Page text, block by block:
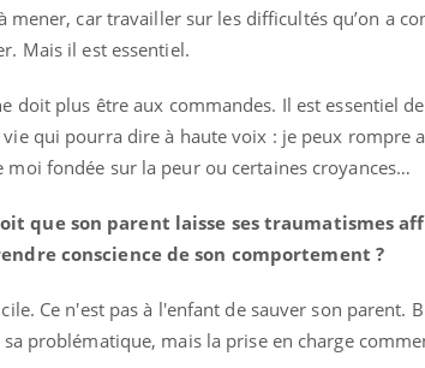
car travailler sur les difficultés qu’on a
Mais il est essentiel.
doit plus être aux commandes. Il est essentiel
vie qui pourra dire à haute voix : je peux rompre
moi fondée sur la peur ou certaines croyances…
que son parent laisse ses traumatismes
conscience de son comportement ?
Ce n'est pas à l'enfant de sauver son parent.
problématique, mais la prise en charge